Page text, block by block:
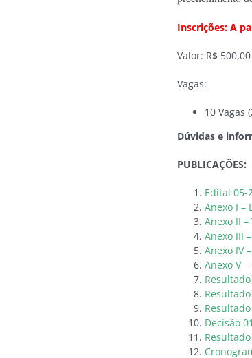
Inscrições: A
Valor: R$ 500,00
Vagas:
10 Vagas
Dúvidas e
PUBLICAÇÕES:
Edital 05-
Anexo I –
Anexo II
Anexo III
Anexo IV
Anexo V
Decisão